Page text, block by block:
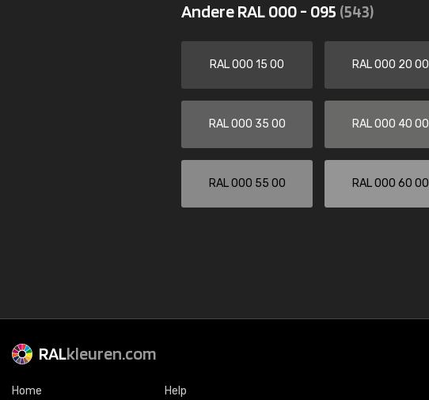
Andere RAL 000 - 095 (543)
RAL 000 15 00 RAL 000 20 00
RAL 000 35 00 RAL 000 40 00
RAL 000 55 00 RAL 000 60 00
RALkleuren.com
Home Help